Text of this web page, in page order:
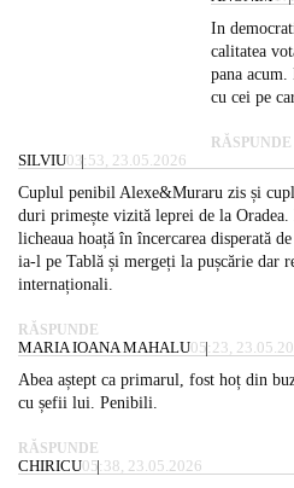
In
calitatea
pana
cu cei pe
RĂSPUNDE
SILVIU03:53, 23.05.2026
Cuplul penibil Alexe&Muraru zis și
duri primește vizită leprei de la
licheaua hoață în încercarea disperată
ia-l pe Tablă și mergeți la pușcărie dar
internaționali.
RĂSPUNDE
MARIA IOANA MAHALU05:23,
Abea aștept ca primarul, fost hoț din
cu șefii lui. Penibili.
RĂSPUNDE
CHIRICU05:38, 23.05.2026